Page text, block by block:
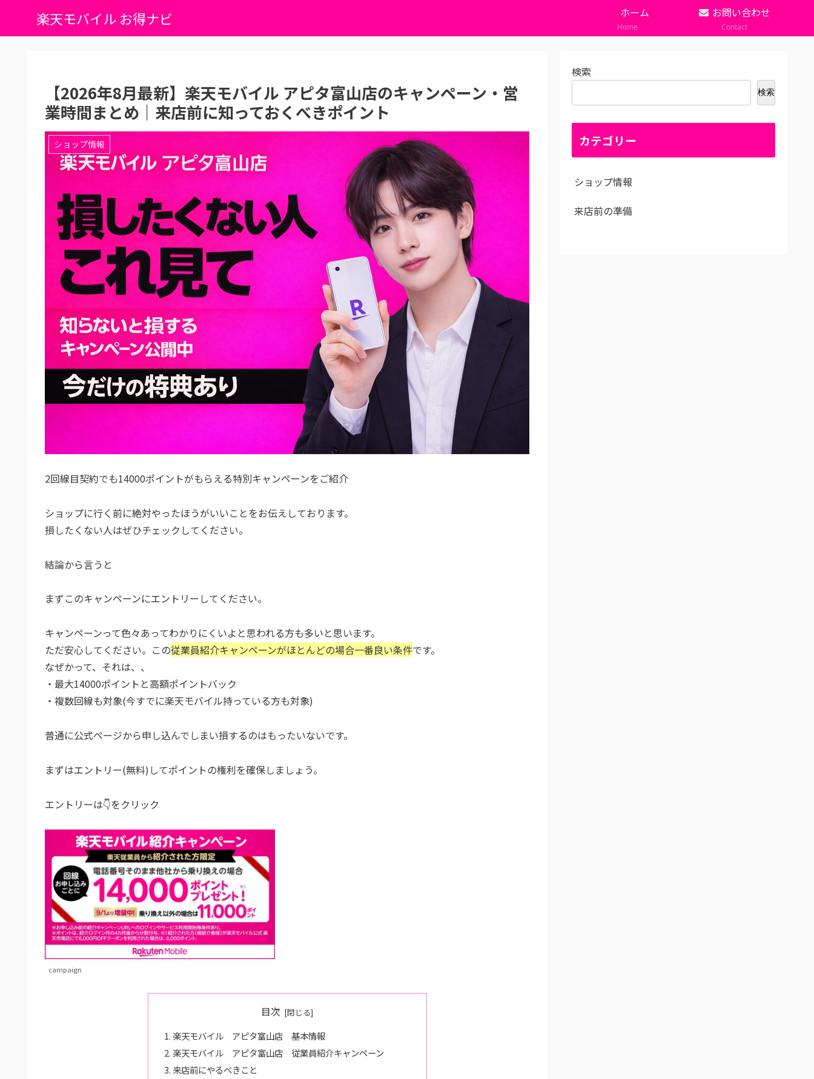
楽天モバイル お得ナビ ホーム
Home
お問い合わせ
Contact
【2026年8月最新】楽天モバイル アピタ富山店のキャンペーン・営
業時間まとめ｜来店前に知っておくべきポイント
ショップ情報
2回線目契約でも14000ポイントがもらえる特別キャンペーンをご紹介
ショップに行く前に絶対やったほうがいいことをお伝えしております。
損したくない人はぜひチェックしてください。
結論から言うと
まずこのキャンペーンにエントリーしてください。
キャンペーンって色々あってわかりにくいよと思われる方も多いと思います。
ただ安心してください。この従業員紹介キャンペーンがほとんどの場合一番良い条件です。
なぜかって、それは、、
・最大14000ポイントと高額ポイントバック
・複数回線も対象(今すでに楽天モバイル持っている方も対象)
普通に公式ページから申し込んでしまい損するのはもったいないです。
まずはエントリー(無料)してポイントの権利を確保しましょう。
エントリーは👇をクリック
campaign
目次
楽天モバイル アピタ富山店 基本情報
楽天モバイル アピタ富山店 従業員紹介キャンペーン
来店前にやるべきこと
検索
検索
カテゴリー
ショップ情報
来店前の準備